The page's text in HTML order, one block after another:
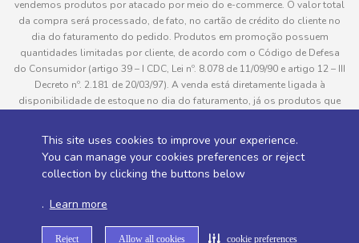
This site uses cookies to improve your experience.
You can manage your cookies preferences or reject
collection by clicking the buttons below
. Learn more
Reject Allow all cookies cookie preferences
vendemos produtos por atacado por meio do e-commerce. O valor total
da compra será processado, de fato, no cartão de crédito do cliente no
dia do faturamento do pedido. Produtos em promoção possuem
quantidades limitadas por cliente, de acordo com o Código de Defesa
do Consumidor (artigo 39 – I CDC, Lei nº. 8.078 de 11/09/90 e artigo 12 – III
Decreto nº. 2.181 de 20/03/97). A venda está diretamente ligada à
disponibilidade de estoque no dia do faturamento, já os produtos que
pedido do cliente, este não será entregue e o valor do item não será
cobrado. As fotos dos produtos no site são ilustrativas, podendo haver
divergência com o produto real e todos os pedidos estão sujeitos à
consultadas em “Política de Entregas”